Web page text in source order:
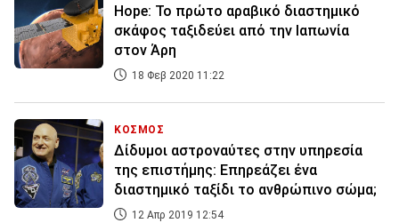
Hope: Το πρώτο αραβικό διαστημικό
σκάφος ταξιδεύει από την Ιαπωνία
στον Άρη
18 Φεβ 2020 11:22
ΚΟΣΜΟΣ
Δίδυμοι αστροναύτες στην υπηρεσία
της επιστήμης: Επηρεάζει ένα
διαστημικό ταξίδι το ανθρώπινο σώμα;
12 Απρ 2019 12:54